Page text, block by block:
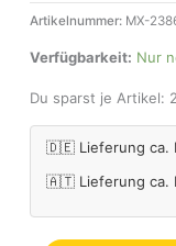
Artikelnummer: MX-
Verfügbarkeit: Nur
Du sparst je Artikel:
🇩🇪 Lieferung ca.
🇦🇹 Lieferung ca.